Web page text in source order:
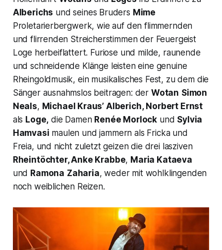
Alberichs und seines Bruders Mime
Proletarierbergwerk, wie auf den flimmernden
und flirrenden Streicherstimmen der Feuergeist
Loge herbeiflattert. Furiose und milde, raunende
und schneidende Klänge leisten eine genuine
Rheingoldmusik, ein musikalisches Fest, zu dem die
Sänger ausnahmslos beitragen: der Wotan Simon
Neals, Michael Kraus’ Alberich,Norbert Ernst
als Loge, die Damen Renée Morlock und Sylvia
Hamvasi maulen und jammern als Fricka und
Freia, und nicht zuletzt geizen die drei lasziven
Rheintöchter,Anke Krabbe, Maria Kataeva
und Ramona Zaharia, weder mit wohlklingenden
noch weiblichen Reizen.